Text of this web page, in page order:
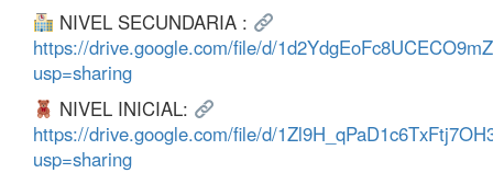
NIVEL SECUNDARIA :
https://drive.google.com/file/d/
usp=sharing
NIVEL INICIAL:
https://drive.google.com/file/d/
usp=sharing